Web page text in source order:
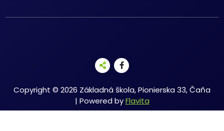
Copyright © 2026 Základná škola, Pionierska 33, Čaňa
| Powered byFlavita